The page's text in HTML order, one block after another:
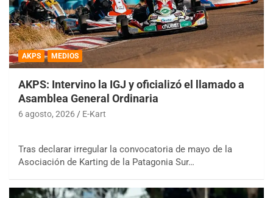
AKPS MEDIOS
AKPS: Intervino la IGJ y oficializó el llamado a
Asamblea General Ordinaria
6 agosto, 2026 E-Kart
Tras declarar irregular la convocatoria de mayo de la
Asociación de Karting de la Patagonia Sur…